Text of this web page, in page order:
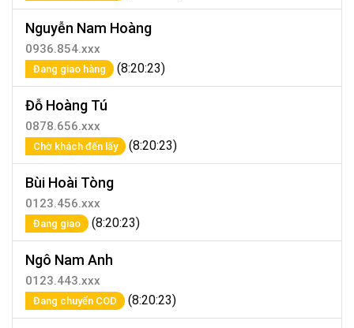
Nguyễn Nam Hoàng
0936.854.xxx
Đang giao hàng (8:20:23)
Đỗ Hoàng Tú
0878.656.xxx
Chờ khách đến lấy (8:20:23)
Bùi Hoài Tòng
0123.456.xxx
Đang giao (8:20:23)
Ngô Nam Anh
0123.443.xxx
Đang chuyển COD (8:20:23)